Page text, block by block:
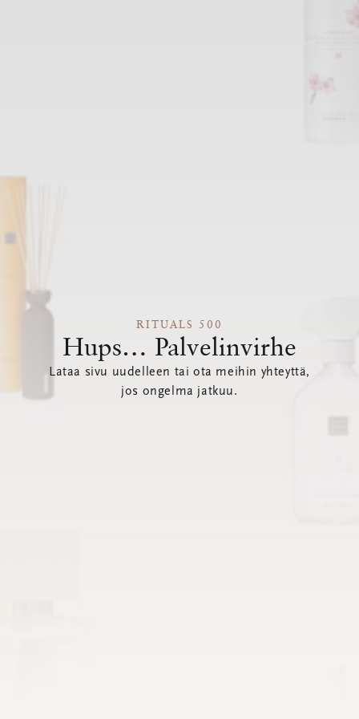
RITUALS 500
Hups… Palvelinvirhe
Lataa sivu uudelleen tai ota meihin yhteyttä,
jos ongelma jatkuu.